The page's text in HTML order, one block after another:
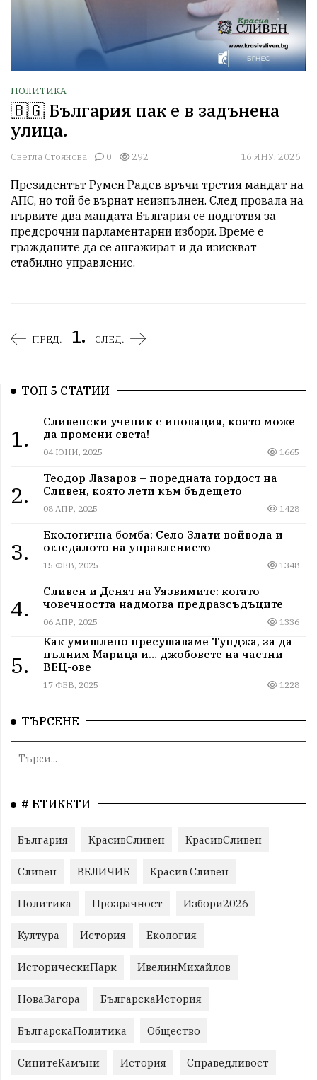
ПОЛИТИКА
🇧🇬 България пак е в задънена
улица.
Светла Стоянова 0 292 16 ЯНУ, 2026
Президентът Румен Радев връчи третия мандат на
АПС, но той бе върнат неизпълнен. След провала на
първите два мандата България се подготвя за
предсрочни парламентарни избори. Време е
гражданите да се ангажират и да изискват
стабилно управление.
ПРЕД. 1. СЛЕД.
ТОП 5 СТАТИИ
1.
Сливенски ученик с иновация, която може
да промени света!
04 ЮНИ, 2025 1665
2.
Теодор Лазаров – поредната гордост на
Сливен, която лети към бъдещето
08 АПР, 2025 1428
3.
Екологична бомба: Село Злати войвода и
огледалото на управлението
15 ФЕВ, 2025 1348
4.
Сливен и Денят на Уязвимите: когато
човечността надмогва предразсъдъците
06 АПР, 2025 1336
5.
Как умишлено пресушаваме Тунджа, за да
пълним Марица и… джобовете на частни
ВЕЦ-ове
17 ФЕВ, 2025 1228
ТЪРСЕНЕ
# ЕТИКЕТИ
България КрасивСливен КрасивСливен
Сливен ВЕЛИЧИЕ Красив Сливен
Политика Прозрачност Избори2026
Култура История Екология
ИсторическиПарк ИвелинМихайлов
НоваЗагора БългарскаИстория
БългарскаПолитика Общество
СинитеКамъни История Справедливост